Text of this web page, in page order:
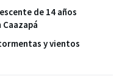
de 14 años
y vientos